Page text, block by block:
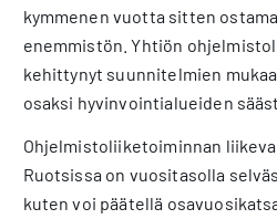
kymmenen vuotta sitten
enemmistön. Yhtiön
kehittynyt suunnitelmien
osaksi hyvinvointialueiden
Ohjelmistoliiketoiminnan
Ruotsissa on vuositasolla
kuten voi päätellä